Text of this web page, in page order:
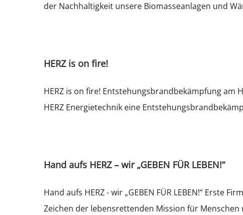
der Nachhaltigkeit unsere Biomasseanlagen und
HERZ is on fire!
HERZ is on fire! Entstehungsbrandbekämpfung
HERZ Energietechnik eine
Hand aufs HERZ – wir „GEBEN FÜR LEBEN!“
Hand aufs HERZ - wir „GEBEN FÜR LEBEN!“ Erste
Zeichen der lebensrettenden Mission für Menschen